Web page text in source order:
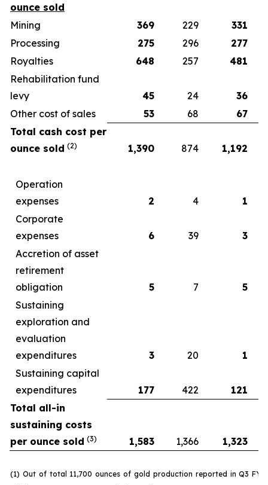
ounce sold
Mining
369 229
331
Processing
275 296
277
Royalties
648 257
481
Rehabilitation fund
levy
45 24
36
Other cost of sales
53 68
67
Total cash cost per
ounce sold (2) 1,390 874 1,192
Operation
expenses
2 4
1
Corporate
expenses
6 39
3
Accretion of asset
retirement
obligation
5 7
5
Sustaining
exploration and
evaluation
expenditures
3 20
1
Sustaining capital
expenditures
177 422
121
Total all-in
sustaining costs
per ounce sold (3) 1,583 1,366 1,323
(1) Out of total 11,700 ounces of gold production reported in Q3 FY